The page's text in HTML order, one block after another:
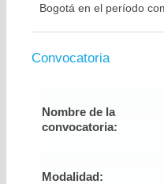
Bogotá en el período
Convocatoria
Nombre de la
convocatoria:
Modalidad: